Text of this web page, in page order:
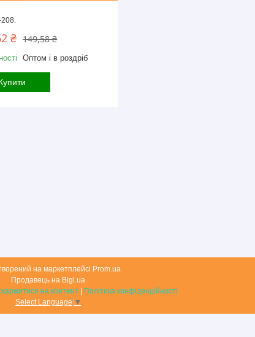
149,58 ₴
₴
Оптом і в роздріб
на маркетплейсі Prom.ua
Продавець на Bigl.ua
на контент | Політика конфіденційності
Select Language ▼